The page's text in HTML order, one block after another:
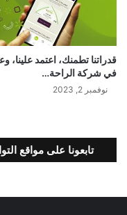
قدراتنا تطمنك، اعتمد علينا،
في شركة الراحة…
نوفمبر 2, 2023
تابعونا على مواقع